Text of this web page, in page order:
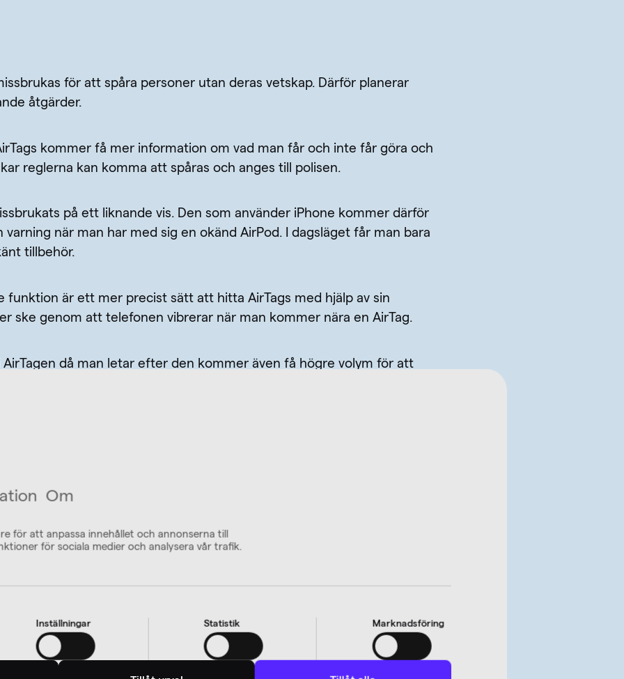
Om
för att anpassa innehållet och annonserna till
för sociala medier och analysera vår trafik.
Inställningar Statistik Marknadsföring
för att spåra personer utan deras vetskap. Därför planerar
åtgärder.
kommer få mer information om vad man får och inte får göra och
reglerna kan komma att spåras och anges till polisen.
på ett liknande vis. Den som använder iPhone kommer därför
när man har med sig en okänd AirPod. I dagsläget får man bara
tillbehör.
funktion är ett mer precist sätt att hitta AirTags med hjälp av sin
ske genom att telefonen vibrerar när man kommer nära en AirTag.
AirTagen då man letar efter den kommer även få högre volym för att
Kopiera länk